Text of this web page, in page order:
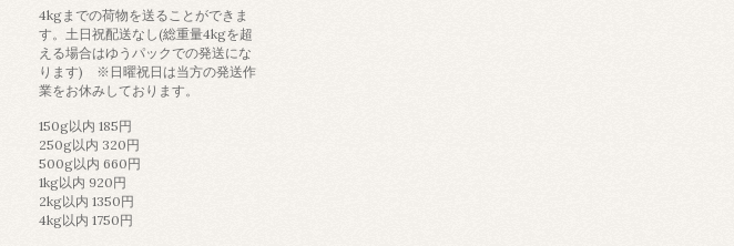
4kgまでの荷物を送ることができま
す。土日祝配送なし(総重量4kgを超
える場合はゆうパックでの発送にな
ります) ※日曜祝日は当方の発送作
業をお休みしております。
150g以内 185円
250g以内 320円
500g以内 660円
1kg以内 920円
2kg以内 1350円
4kg以内 1750円